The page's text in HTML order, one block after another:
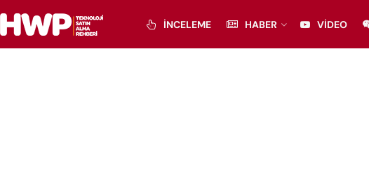
İNCELEME HABER VIDEO